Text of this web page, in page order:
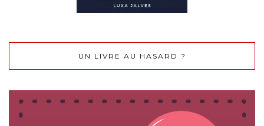
UN LIVRE AU HASARD ?